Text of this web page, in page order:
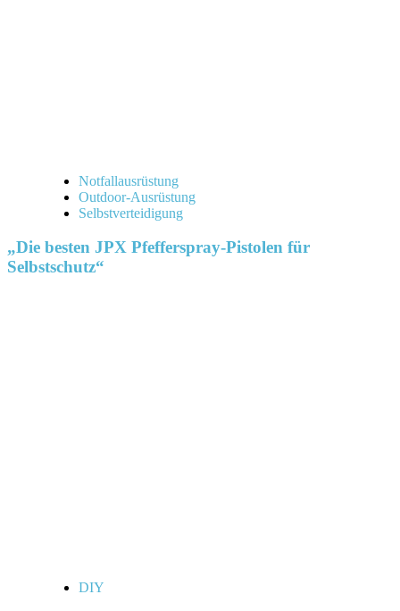
Notfallausrüstung
Outdoor-Ausrüstung
Selbstverteidigung
„Die besten JPX Pfefferspray-Pistolen für
Selbstschutz“
DIY